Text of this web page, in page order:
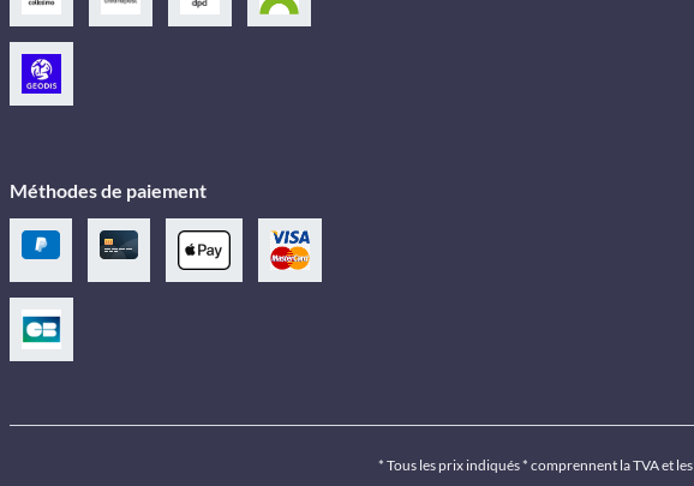
Méthodes de paiement
* Tous les prix indiqués * comprennent la TVA et les